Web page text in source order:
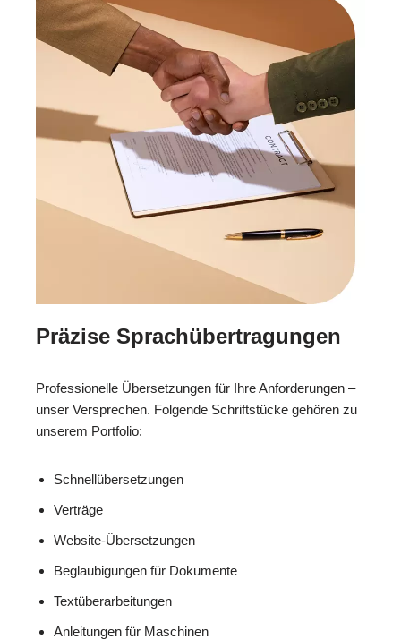
Präzise Sprachübertragungen
Professionelle Übersetzungen für Ihre Anforderungen –
unser Versprechen. Folgende Schriftstücke gehören zu
unserem Portfolio:
Schnellübersetzungen
Verträge
Website-Übersetzungen
Beglaubigungen für Dokumente
Textüberarbeitungen
Anleitungen für Maschinen